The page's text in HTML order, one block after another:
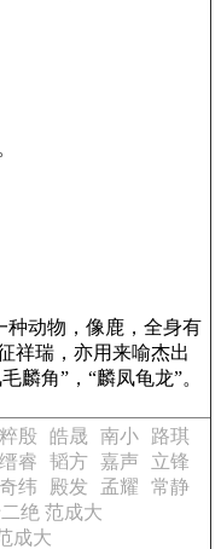
种动物，像鹿，全身有
祥瑞，亦用来喻杰出
麟角”，“麟凤龟龙”。
粹殷 皓晟 南小
路琪
缙睿 韬方 嘉声
立锋
奇纬 殿发 孟耀
常静
绝 范成大
成大